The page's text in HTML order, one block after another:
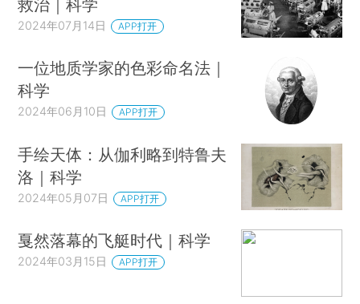
救治｜科学
2024年07月14日 APP打开
一位地质学家的色彩命名法｜
科学
2024年06月10日 APP打开
手绘天体：从伽利略到特鲁夫
洛｜科学
2024年05月07日 APP打开
戛然落幕的飞艇时代｜科学
2024年03月15日 APP打开